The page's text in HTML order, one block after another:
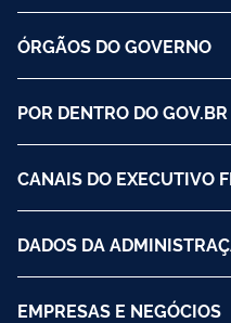
ÓRGÃOS DO GOVERNO
POR DENTRO DO GOV.BR
CANAIS DO EXECUTIVO
DADOS DA
EMPRESAS E NEGÓCIOS